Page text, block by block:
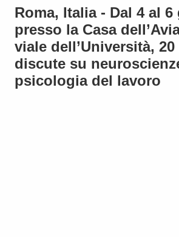
Roma, Italia - Dal 4 al
presso la Casa
viale dell’Università, 20
discute su
psicologia del lavoro